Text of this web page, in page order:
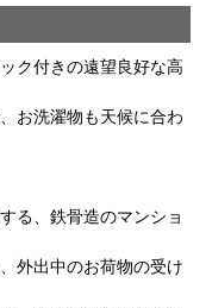
ク付きの遠望良好な高
お洗濯物も天候に合わ
る、鉄骨造のマンショ
外出中のお荷物の受け